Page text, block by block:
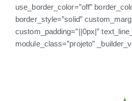
use_border_color=”off”
border_style=”solid”
custom_padding=”||0px|”
module_class=”projeto”